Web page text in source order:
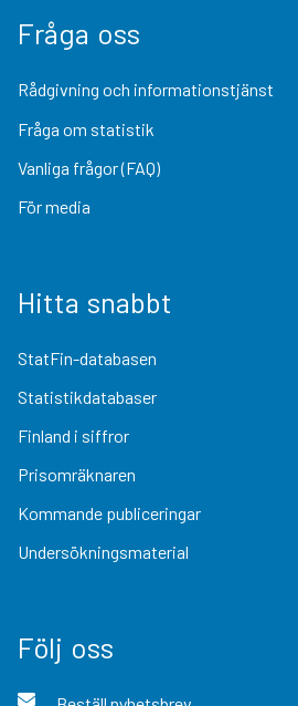
Fråga oss
Rådgivning och informationstjänst
Fråga om statistik
Vanliga frågor (FAQ)
För media
Hitta snabbt
StatFin-databasen
Statistikdatabaser
Finland i siffror
Prisomräknaren
Kommande publiceringar
Undersökningsmaterial
Följ oss